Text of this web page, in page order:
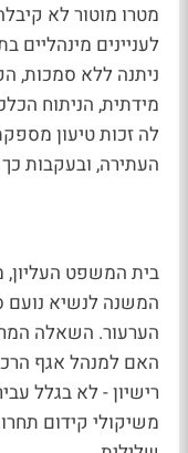
מטרו מוטור לא
לעניינים מינהליים
ניתנה ללא סמכות,
מידתית, הניתוח
לה זכות טיעון
העתירה, ובעקבות
בית המשפט
המשנה לנשיא נועם
הערעור. השאלה
האם למנהל אגף
רישיון - לא בגלל
משיקולי קידום